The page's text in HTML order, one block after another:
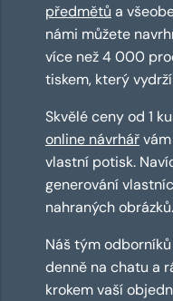
předmětů a
námi můžete
více než 4 000
tiskem, který
Skvělé ceny od 1
online návrhář
vlastní potisk.
generování
nahraných obrázků.
Náš tým
denně na chatu a
krokem vaší